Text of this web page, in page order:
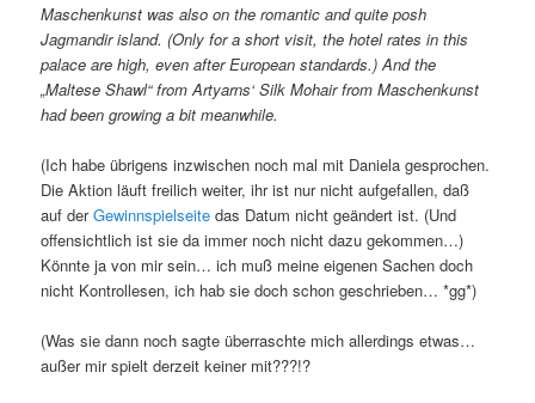
Maschenkunst was also on the romantic and quite posh
Jagmandir island. (Only for a short visit, the hotel rates in this
palace are high, even after European standards.) And the
„Maltese Shawl“ from Artyarns‘ Silk Mohair from Maschenkunst
had been growing a bit meanwhile.
(Ich habe übrigens inzwischen noch mal mit Daniela gesprochen.
Die Aktion läuft freilich weiter, ihr ist nur nicht aufgefallen, daß
auf derGewinnspielseite das Datum nicht geändert ist. (Und
offensichtlich ist sie da immer noch nicht dazu gekommen…)
Könnte ja von mir sein… ich muß meine eigenen Sachen doch
nicht Kontrollesen, ich hab sie doch schon geschrieben… *gg*)
(Was sie dann noch sagte überraschte mich allerdings etwas…
außer mir spielt derzeit keiner mit???!?